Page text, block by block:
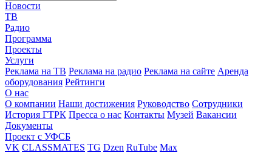
Новости
ТВ
Радио
Программа
Проекты
Услуги
Реклама на ТВ Реклама на радио Реклама на сайте Аренда
оборудования Рейтинги
О нас
О компании Наши достижения Руководство Сотрудники
История ГТРК Пресса о нас Контакты Музей Вакансии
Документы
Проект с УФСБ
VK CLASSMATES TG Dzen RuTube Max